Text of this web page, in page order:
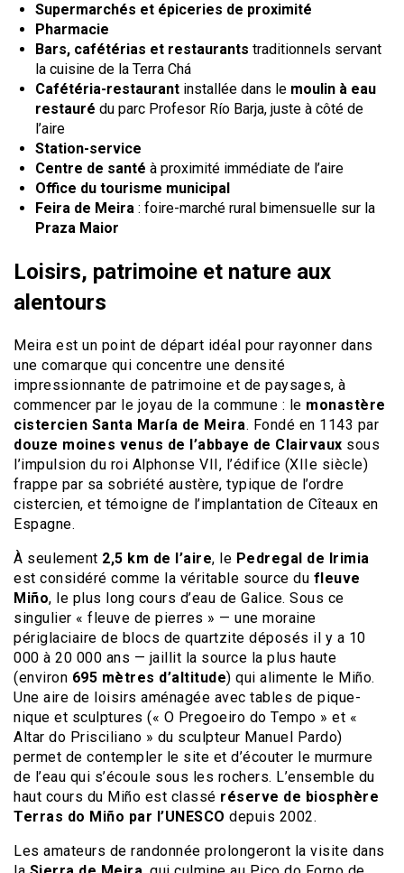
Supermarchés et épiceries de proximité
Pharmacie
Bars, cafétérias et restaurants traditionnels servant
la cuisine de la Terra Chá
Cafétéria-restaurant installée dans le moulin à eau
restauré du parc Profesor Río Barja, juste à côté de
l’aire
Station-service
Centre de santé à proximité immédiate de l’aire
Office du tourisme municipal
Feira de Meira : foire-marché rural bimensuelle sur la
Praza Maior
Loisirs, patrimoine et nature aux
alentours
Meira est un point de départ idéal pour rayonner dans
une comarque qui concentre une densité
impressionnante de patrimoine et de paysages, à
commencer par le joyau de la commune : le monastère
cistercien Santa María de Meira. Fondé en 1143 par
douze moines venus de l’abbaye de Clairvaux sous
l’impulsion du roi Alphonse VII, l’édifice (XIIe siècle)
frappe par sa sobriété austère, typique de l’ordre
cistercien, et témoigne de l’implantation de Cîteaux en
Espagne.
À seulement 2,5 km de l’aire, le Pedregal de Irimia
est considéré comme la véritable source du fleuve
Miño, le plus long cours d’eau de Galice. Sous ce
singulier « fleuve de pierres » — une moraine
périglaciaire de blocs de quartzite déposés il y a 10
000 à 20 000 ans — jaillit la source la plus haute
(environ 695 mètres d’altitude) qui alimente le Miño.
Une aire de loisirs aménagée avec tables de pique-
nique et sculptures (« O Pregoeiro do Tempo » et «
Altar do Prisciliano » du sculpteur Manuel Pardo)
permet de contempler le site et d’écouter le murmure
de l’eau qui s’écoule sous les rochers. L’ensemble du
haut cours du Miño est classé réserve de biosphère
Terras do Miño par l’UNESCO depuis 2002.
Les amateurs de randonnée prolongeront la visite dans